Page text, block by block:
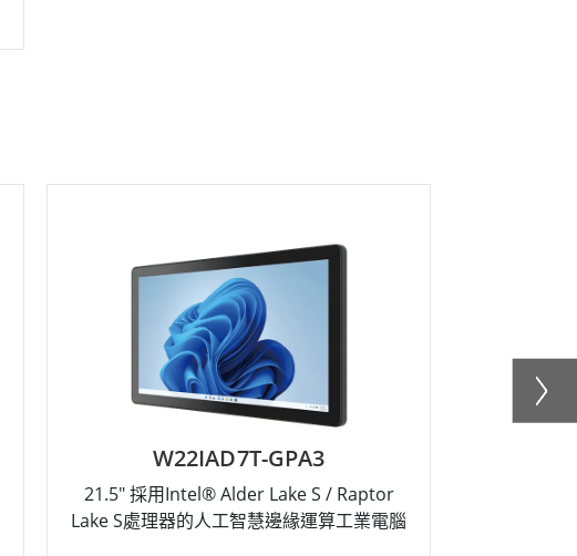
W22IAD7T-GPA3
21.5" 採用Intel® Alder Lake S / Raptor
Lake S處理器的人工智慧邊緣運算工業電腦